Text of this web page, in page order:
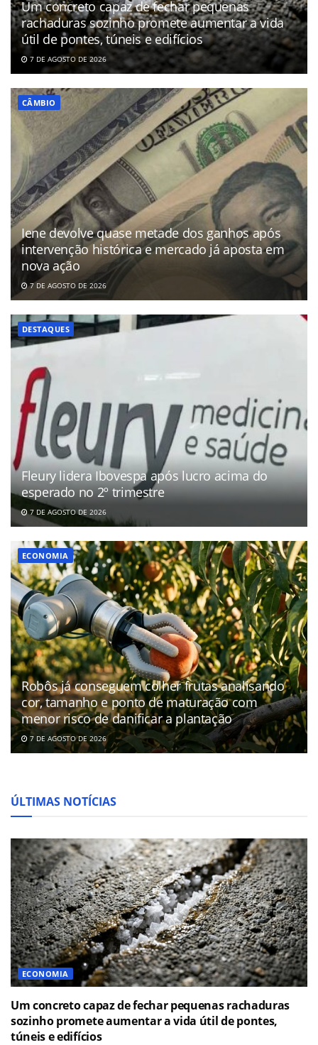
Um concreto capaz de fechar pequenas
rachaduras sozinho promete aumentar a vida
útil de pontes, túneis e edifícios
7 DE AGOSTO DE 2026
CÂMBIO
Iene devolve quase metade dos ganhos após
intervenção histórica e mercado já aposta em
nova ação
7 DE AGOSTO DE 2026
DESTAQUES
Fleury lidera Ibovespa após lucro acima do
esperado no 2º trimestre
7 DE AGOSTO DE 2026
ECONOMIA
Robôs já conseguem colher frutas analisando
cor, tamanho e ponto de maturação com
menor risco de danificar a plantação
7 DE AGOSTO DE 2026
ÚLTIMAS NOTÍCIAS
ECONOMIA
Um concreto capaz de fechar pequenas rachaduras
sozinho promete aumentar a vida útil de pontes,
túneis e edifícios